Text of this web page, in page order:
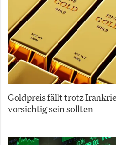
Goldpreis fällt trotz
vorsichtig sein sollten